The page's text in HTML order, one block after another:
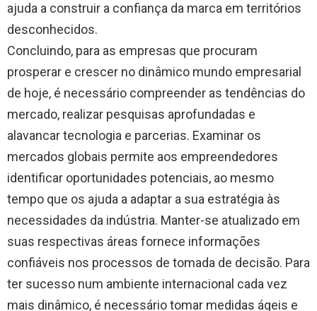
ajuda a construir a confiança da marca em territórios
desconhecidos.
Concluindo, para as empresas que procuram
prosperar e crescer no dinâmico mundo empresarial
de hoje, é necessário compreender as tendências do
mercado, realizar pesquisas aprofundadas e
alavancar tecnologia e parcerias. Examinar os
mercados globais permite aos empreendedores
identificar oportunidades potenciais, ao mesmo
tempo que os ajuda a adaptar a sua estratégia às
necessidades da indústria. Manter-se atualizado em
suas respectivas áreas fornece informações
confiáveis ​​nos processos de tomada de decisão. Para
ter sucesso num ambiente internacional cada vez
mais dinâmico, é necessário tomar medidas ágeis e